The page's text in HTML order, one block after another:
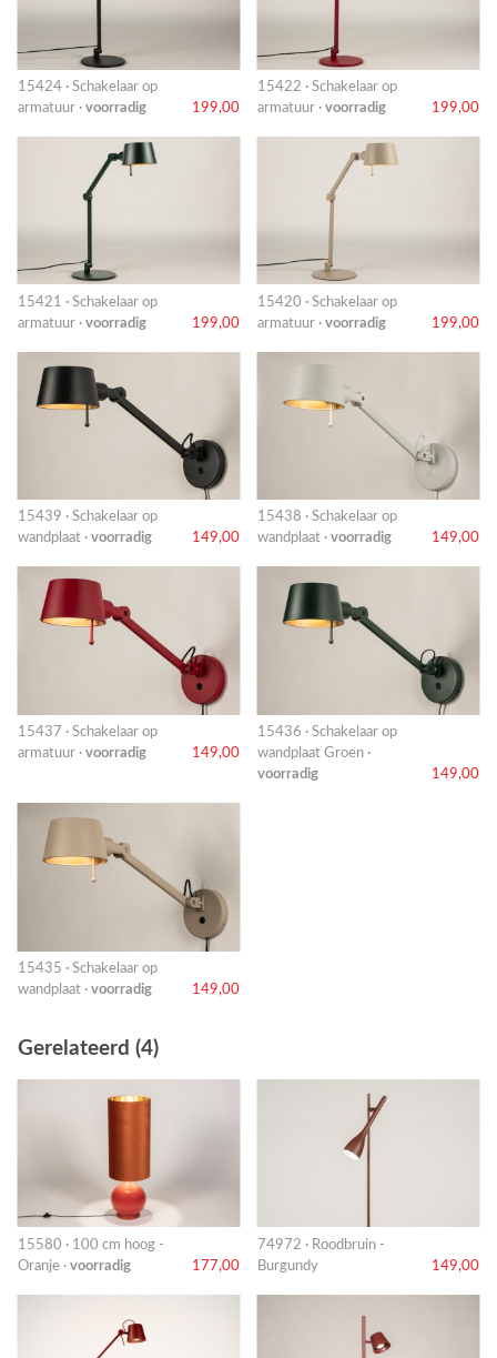
15424 · Schakelaar op
armatuur · voorradig 199,00
15422 · Schakelaar op
armatuur · voorradig 199,00
15421 · Schakelaar op
armatuur · voorradig 199,00
15420 · Schakelaar op
armatuur · voorradig 199,00
15439 · Schakelaar op
wandplaat · voorradig 149,00
15438 · Schakelaar op
wandplaat · voorradig 149,00
15437 · Schakelaar op
armatuur · voorradig 149,00
15436 · Schakelaar op
wandplaat Groen ·
voorradig
149,00
15435 · Schakelaar op
wandplaat · voorradig 149,00
Gerelateerd (4)
15580 · 100 cm hoog -
Oranje · voorradig 177,00
74972 · Roodbruin -
Burgundy
149,00